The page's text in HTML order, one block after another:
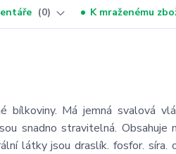
0 K mraženému
Má jemná svalová
snadno stravitelná. Obsahuje
látky jsou draslík. fosfor. síra.